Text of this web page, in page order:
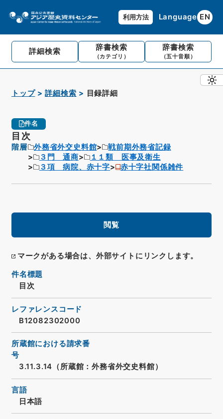
利用方法 Language EN
詳細検索 辞書検索
（カテゴリ）
辞書検索
（五十音順）
トップ 詳細検索 目録詳細
件名
目次
階層 外務省外交史料館
戦前期外務省記録
３門 通商
１１類 医事及衛生
３項 病院、赤十字
赤十字社関係雑件
閲覧
マークがある場合は、外部サイトにリンクします。
件名標題
目次
レファレンスコード
B12082302000
所蔵館における請求番
号
3.11.3.14（所蔵館：外務省外交史料館）
言語
日本語